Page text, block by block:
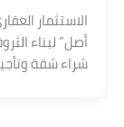
الاستثمار
أصل” لبناء
شراء شقة